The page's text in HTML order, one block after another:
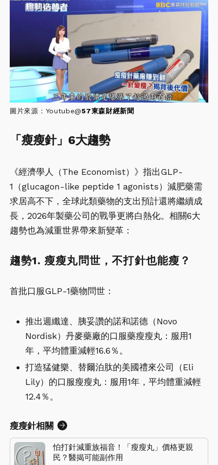
圖片來源：Youtube@57東森財經新聞
「瘦瘦針」6大趨勢
《經濟學人（The Economist）》指出GLP-
1（glucagon-like peptide 1 agonists）減肥藥需
求居高不下，全球此類藥物的支出預計還將繼續成
長，2026年製藥公司的戰爭更將白熱化。相關6大
趨勢也為減重世界帶來新變革：
趨勢1. 瘦瘦丸問世，不打針也能瘦？
首批口服GLP-1藥物問世：
推出週纖達、胰妥讚的諾和諾德（Novo
Nordisk）丹麥藥廠的口服藥瘦瘦丸：服用1
年，平均體重減輕16.6％。
打造猛健樂、替爾泊肽的美國禮來公司（Eli
Lily）的口服瘦瘦丸：服用1年，平均體重減輕
12.4％。
瘦瘦針相關
怕打針減重族福音！「瘦瘦丸」價格更親
民？醫揭可能副作用